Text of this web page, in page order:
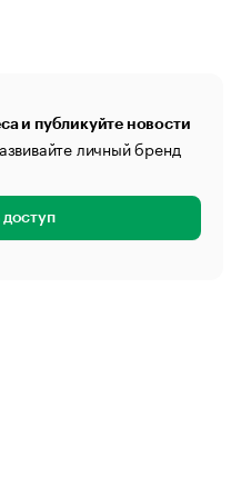
и публикуйте новости
личный бренд
доступ